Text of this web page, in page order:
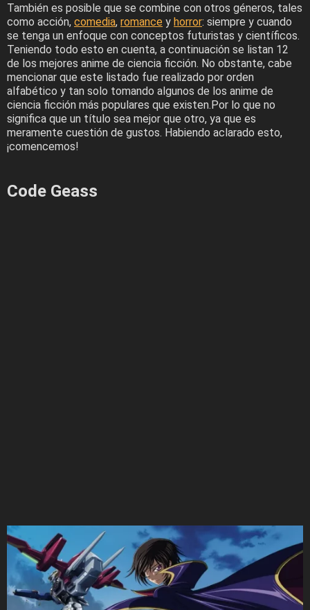
También es posible que se combine con otros géneros, tales
como acción, comedia, romance y horror: siempre y cuando
se tenga un enfoque con conceptos futuristas y científicos.
Teniendo todo esto en cuenta, a continuación se listan 12
de los mejores anime de ciencia ficción. No obstante, cabe
mencionar que este listado fue realizado por orden
alfabético y tan solo tomando algunos de los anime de
ciencia ficción más populares que existen.Por lo que no
significa que un título sea mejor que otro, ya que es
meramente cuestión de gustos. Habiendo aclarado esto,
¡comencemos!
Code Geass